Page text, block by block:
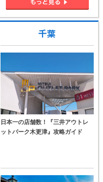
日本一の店舗数！『三井アウトレ
ットパーク木更津』攻略ガイド